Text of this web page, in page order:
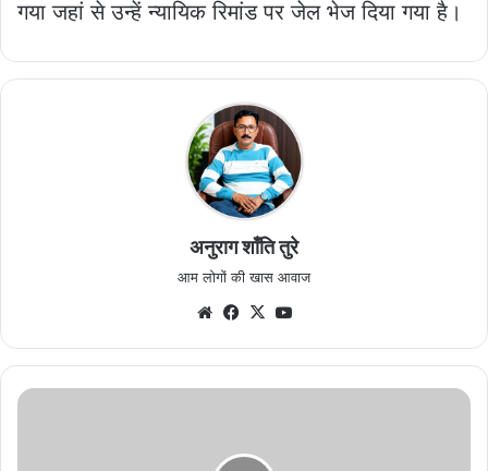
गया जहां से उन्हें न्यायिक रिमांड पर जेल भेज दिया गया है।
अनुराग शाँति तुरे
आम लोगों की खास आवाज
WebsiteFacebook
X
ब्लॉक